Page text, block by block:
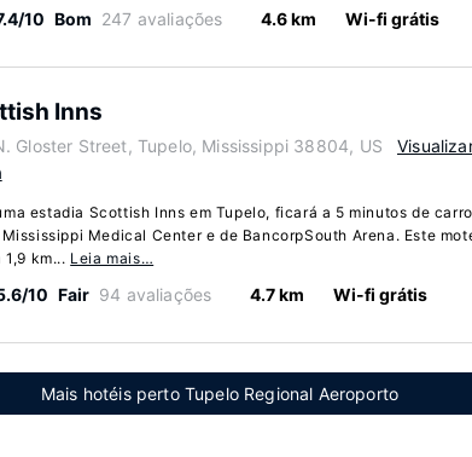
10 Bom 247 avaliações 4.6 km Wi-fi grátis
Inns
Gloster Street, Tupelo, Mississippi 38804, US
estadia Scottish Inns em Tupelo, ficará a 5 minutos de
Medical Center e de BancorpSouth Arena. Este
1,9 km... Leia mais…
10 Fair 94 avaliações 4.7 km Wi-fi grátis
Mais hotéis perto Tupelo Regional Aeroporto